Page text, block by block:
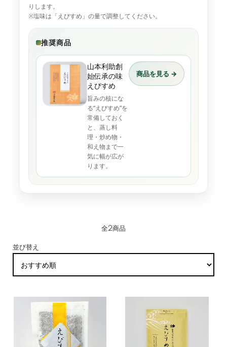
りします。
※塩味は「えびすめ」の量で調整してください。
推奨商品
山本利助創
始伝承の味
えびすめ
旨みの核にな
る“えびすめ”を
常備しておく
と、蒸し料
理・炒め物・
和え物まで一
気に幅が広が
ります。
商品を見る →
全2商品
並び替え